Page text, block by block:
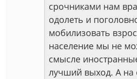
срочниками нам
одолеть и
мобилизовать
население мы не
смысле
лучший выход. А на